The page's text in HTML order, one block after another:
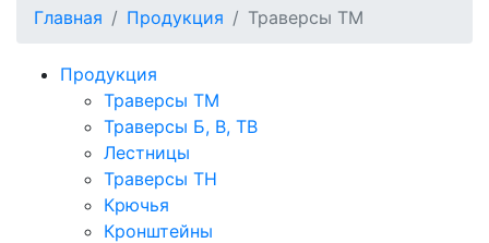
Главная
Продукция Траверсы ТМ
Продукция
Траверсы ТМ
Траверсы Б, В, ТВ
Лестницы
Траверсы ТН
Крючья
Кронштейны